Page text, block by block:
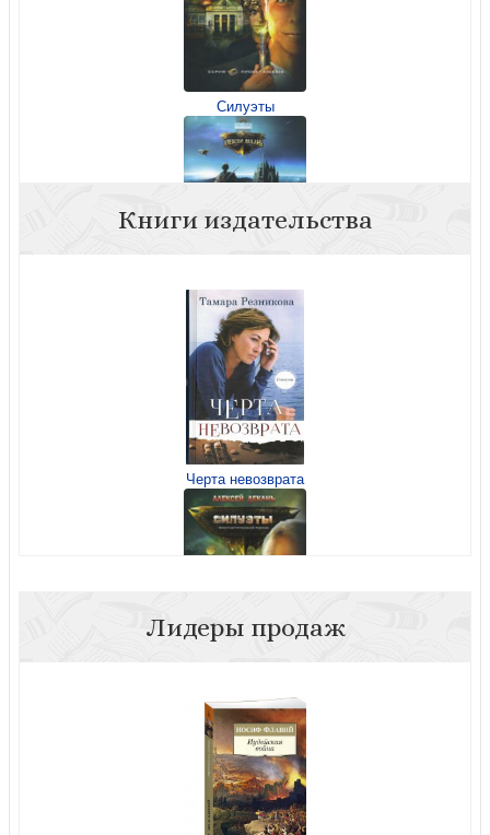
Силуэты
Смеющийся сокол и Длань Эмихола
Книги издательства
Черта невозврата
Лидеры продаж